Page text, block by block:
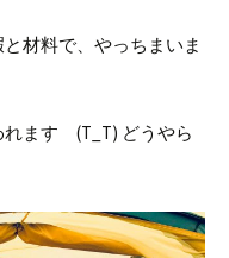
材料で、やっちまいま
れます (T_T) どうやら